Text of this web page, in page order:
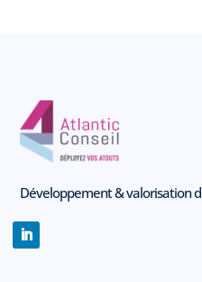
Développement & valorisation